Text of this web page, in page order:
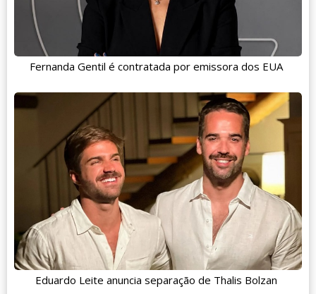
Fernanda Gentil é contratada por emissora dos EUA
Eduardo Leite anuncia separação de Thalis Bolzan